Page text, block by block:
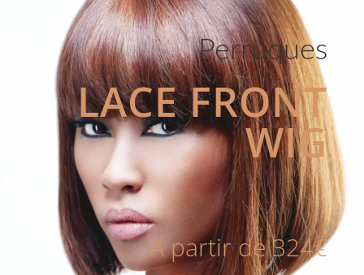
Perruques
LACE FRONT
WIG
A partir de 324€